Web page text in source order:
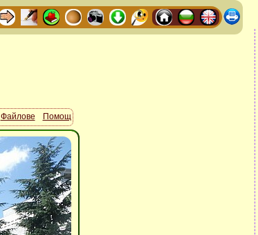
Файлове Помощ